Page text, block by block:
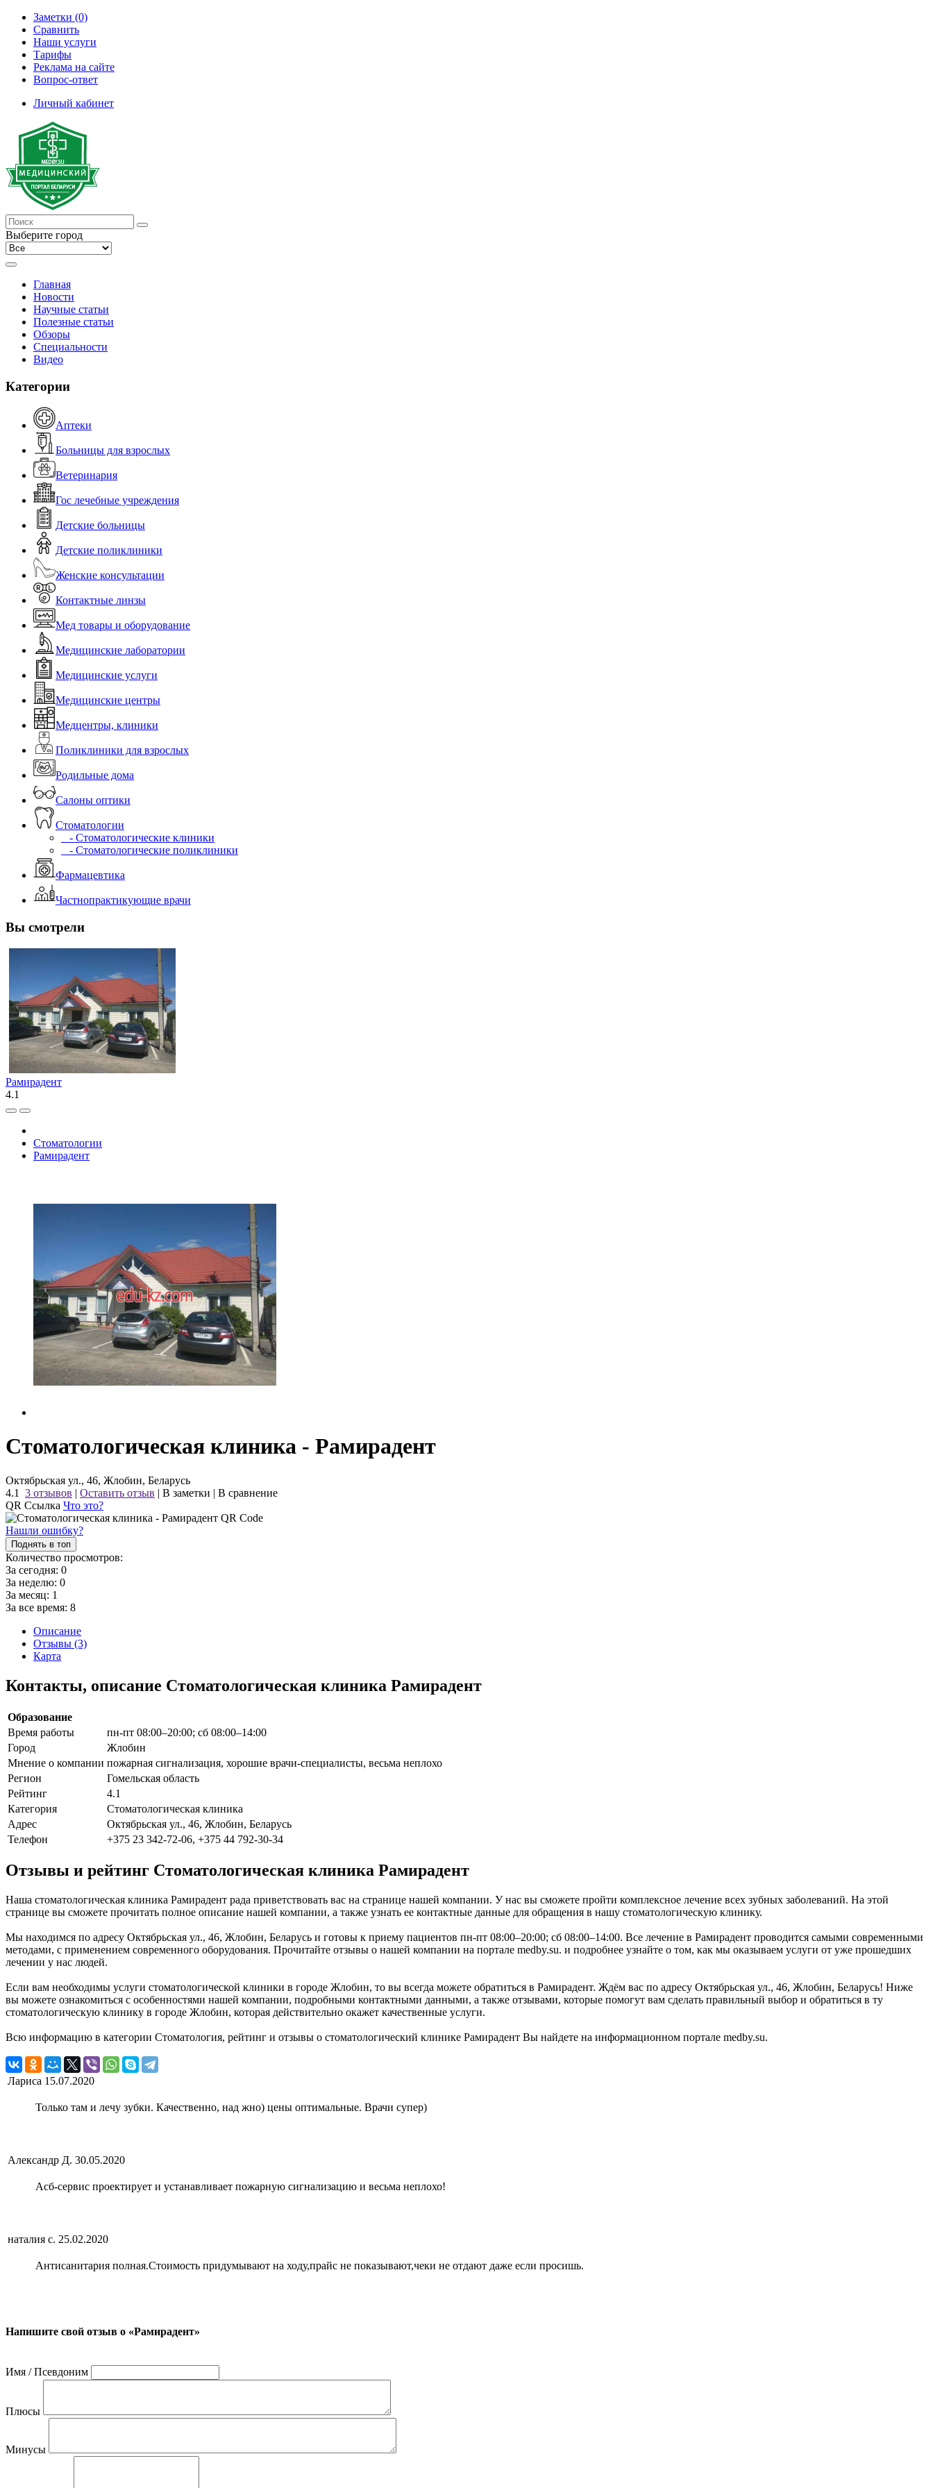
Заметки (0)
Сравнить
Наши услуги
Тарифы
Реклама на сайте
Вопрос-ответ
Личный кабинет
Выберите город
Главная
Новости
Научные статьи
Полезные статьи
Обзоры
Специальности
Видео
Категории
Аптеки
Больницы для взрослых
Ветеринария
Гос лечебные учреждения
Детские больницы
Детские поликлиники
Женские консультации
Контактные линзы
Мед товары и оборудование
Медицинские лаборатории
Медицинские услуги
Медицинские центры
Медцентры, клиники
Поликлиники для взрослых
Родильные дома
Салоны оптики
Стоматологии
- Стоматологические клиники
- Стоматологические поликлиники
Фармацевтика
Частнопрактикующие врачи
Вы смотрели
Рамирадент
4.1
Стоматологии
Рамирадент
Стоматологическая клиника - Рамирадент
Октябрьская ул., 46, Жлобин, Беларусь
4.1
3 отзывов | Оставить отзыв | В заметки | В сравнение
QR Ссылка Что это?
Нашли ошибку?
Поднять в топ
Количество просмотров:
За сегодня: 0
За неделю: 0
За месяц: 1
За все время: 8
Описание
Отзывы (3)
Карта
Контакты, описание Стоматологическая клиника Рамирадент
Образование
Время работы
пн-пт 08:00–20:00; сб 08:00–14:00
Город
Жлобин
Мнение о компании пожарная сигнализация, хорошие врачи-специалисты, весьма неплохо
Регион
Гомельская область
Рейтинг
4.1
Категория
Стоматологическая клиника
Адрес
Октябрьская ул., 46, Жлобин, Беларусь
Телефон
+375 23 342-72-06, +375 44 792-30-34
Отзывы и рейтинг Стоматологическая клиника Рамирадент
Наша стоматологическая клиника Рамирадент рада приветствовать вас на странице нашей компании. У нас вы сможете пройти комплексное лечение всех зубных заболеваний. На этой
странице вы сможете прочитать полное описание нашей компании, а также узнать ее контактные данные для обращения в нашу стоматологическую клинику.
Мы находимся по адресу Октябрьская ул., 46, Жлобин, Беларусь и готовы к приему пациентов пн-пт 08:00–20:00; сб 08:00–14:00. Все лечение в Рамирадент проводится самыми современными
методами, с применением современного оборудования. Прочитайте отзывы о нашей компании на портале medby.su. и подробнее узнайте о том, как мы оказываем услуги от уже прошедших
лечении у нас людей.
Если вам необходимы услуги стоматологической клиники в городе Жлобин, то вы всегда можете обратиться в Рамирадент. Ждём вас по адресу Октябрьская ул., 46, Жлобин, Беларусь! Ниже
вы можете ознакомиться с особенностями нашей компании, подробными контактными данными, а также отзывами, которые помогут вам сделать правильный выбор и обратиться в ту
стоматологическую клинику в городе Жлобин, которая действительно окажет качественные услуги.
Всю информацию в категории Стоматология, рейтинг и отзывы о стоматологический клинике Рамирадент Вы найдете на информационном портале medby.su.
Лариса 15.07.2020
Только там и лечу зубки. Качественно, над жно) цены оптимальные. Врачи супер)
Александр Д. 30.05.2020
Асб-сервис проектирует и устанавливает пожарную сигнализацию и весьма неплохо!
наталия с. 25.02.2020
Антисанитария полная.Стоимость придумывают на ходу,прайс не показывают,чеки не отдают даже если просишь.
Напишите свой отзыв о «Рамирадент»
Имя / Псевдоним
Плюсы
Минусы